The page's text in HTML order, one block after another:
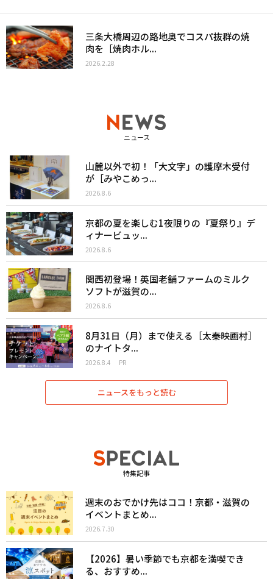
三条大橋周辺の路地奥でコスパ抜群の焼
肉を［焼肉ホル...
2026.2.28
ニュース
山麓以外で初！「大文字」の護摩木受付
が［みやこめっ...
2026.8.6
京都の夏を楽しむ1夜限りの『夏祭り』デ
ィナービュッ...
2026.8.6
関西初登場！英国老舗ファームのミルク
ソフトが滋賀の...
2026.8.6
8月31日（月）まで使える［太秦映画村］
のナイトタ...
2026.8.4 PR
ニュースをもっと読む
特集記事
週末のおでかけ先はココ！京都・滋賀の
イベントまとめ...
2026.7.30
【2026】暑い季節でも京都を満喫でき
る、おすすめ...